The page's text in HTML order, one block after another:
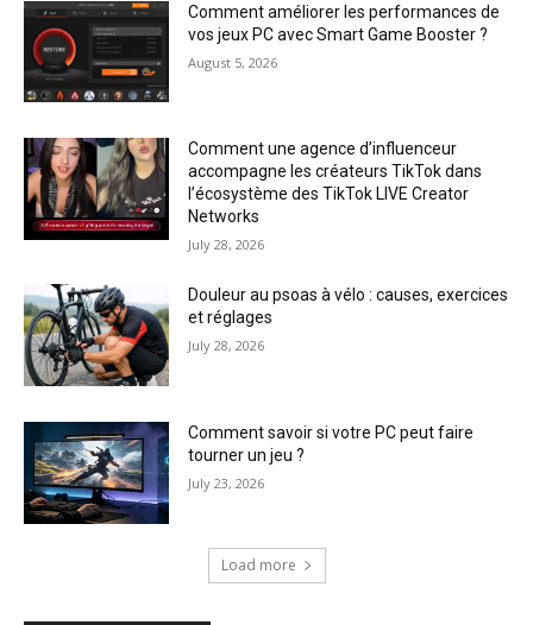
Comment améliorer les performances de
vos jeux PC avec Smart Game Booster ?
August 5, 2026
Comment une agence d’influenceur
accompagne les créateurs TikTok dans
l’écosystème des TikTok LIVE Creator
Networks
July 28, 2026
Douleur au psoas à vélo : causes, exercices
et réglages
July 28, 2026
Comment savoir si votre PC peut faire
tourner un jeu ?
July 23, 2026
Load more